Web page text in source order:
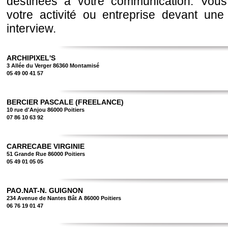
votre activité ou entreprise devant
interview.
ARCHIPIXEL'S
3 Allée du Verger 86360 Montamisé
05 49 00 41 57
BERCIER PASCALE (FREELANCE)
10 rue d'Anjou 86000 Poitiers
07 86 10 63 92
CARRECABE VIRGINIE
51 Grande Rue 86000 Poitiers
05 49 01 05 05
PAO.NAT-N. GUIGNON
234 Avenue de Nantes Bât A 86000 Poitiers
06 76 19 01 47